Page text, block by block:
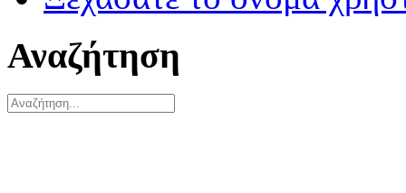
Αναζήτηση